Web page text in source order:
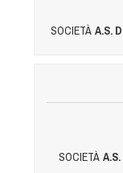
SOCIETÀ A.S.
SOCIETÀ